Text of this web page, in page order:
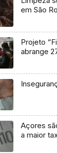
em São
Projeto
abrange
Açores
a maior